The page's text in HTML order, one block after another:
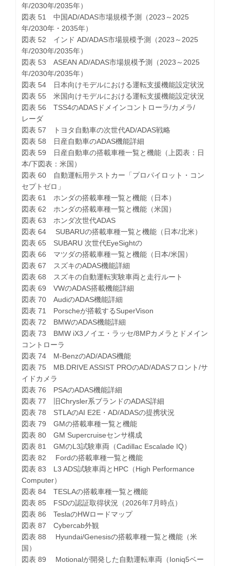
年/2030年/2035年）
図表 51 中国AD/ADAS市場規模予測（2023～2025
年/2030年・2035年）
図表 52 インド AD/ADAS市場規模予測（2023～2025
年/2030年/2035年）
図表 53 ASEAN AD/ADAS市場規模予測（2023～2025
年/2030年/2035年）
図表 54 日本向けモデルにおける運転支援機能設定状況
図表 55 米国向けモデルにおける運転支援機能設定状況
図表 56 TSS4のADASドメインコントローラ/カメラ/
レーダ
図表 57 トヨタ自動車の次世代AD/ADAS戦略
図表 58 日産自動車のADAS機能詳細
図表 59 日産自動車の搭載車種一覧と機能（上図表：日
本/下図表：米国）
図表 60 自動運転用テストカー「プロパイロット・コン
セプトゼロ」
図表 61 ホンダの搭載車種一覧と機能（日本）
図表 62 ホンダの搭載車種一覧と機能（米国）
図表 63 ホンダ次世代ADAS
図表 64 SUBARUの搭載車種一覧と機能（日本/北米）
図表 65 SUBARU 次世代EyeSightの
図表 66 マツダの搭載車種一覧と機能（日本/米国）
図表 67 スズキのADAS機能詳細
図表 68 スズキの自動運転実験車両と走行ルート
図表 69 VWのADAS搭載機能詳細
図表 70 AudiのADAS機能詳細
図表 71 Porscheが搭載するSuperVison
図表 72 BMWのADAS機能詳細
図表 73 BMW iX3ノイエ・ラッセ/8MPカメラとドメイン
コントローラ
図表 74 M-BenzのAD/ADAS機能
図表 75 MB.DRIVE ASSIST PROのAD/ADASフロント/サ
イドカメラ
図表 76 PSAのADAS機能詳細
図表 77 旧Chrysler系ブランドのADAS詳細
図表 78 STLAのAI E2E・AD/ADASの提携状況
図表 79 GMの搭載車種一覧と機能
図表 80 GM Supercruiseセンサ構成
図表 81 GMのL3試験車両（Cadillac Escalade IQ）
図表 82 Fordの搭載車種一覧と機能
図表 83 L3 ADS試験車両とHPC（High Performance
Computer）
図表 84 TESLAの搭載車種一覧と機能
図表 85 FSDの認証取得状況（2026年7月時点）
図表 86 TeslaのHWロードマップ
図表 87 Cybercab外観
図表 88 Hyundai/Genesisの搭載車種一覧と機能（米
国）
図表 89 Motionalが開発した自動運転車両（Ioniq5ベー